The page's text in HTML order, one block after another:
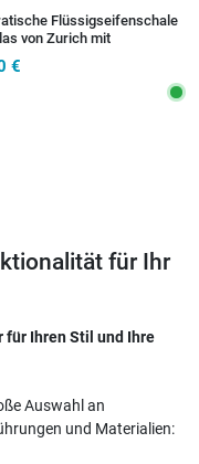
Flüssigseifenschale
von Zurich mit
€
für Ihr
für Ihren Stil und Ihre
Auswahl an
und Materialien: